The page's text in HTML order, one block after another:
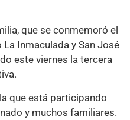
que se conmemoró el
Inmaculada y San José
este viernes la tercera
que está participando
y muchos familiares.